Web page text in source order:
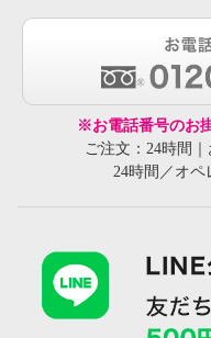
※お電話番号のお
ご注文：24時間
24時間／オペ